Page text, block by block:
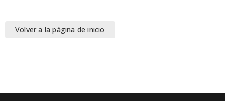
Volver a la página de inicio